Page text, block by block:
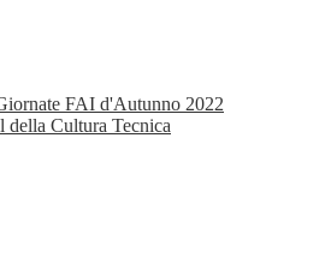
FAI d'Autunno 2022
della Cultura Tecnica